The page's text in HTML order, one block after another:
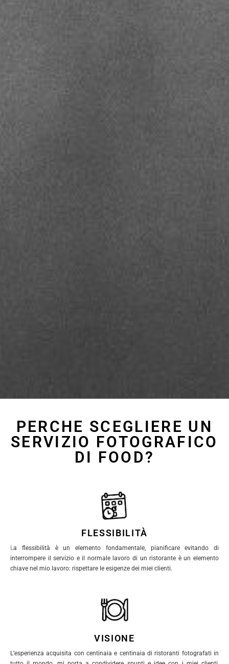
PERCHE SCEGLIERE UN
SERVIZIO FOTOGRAFICO
DI FOOD?
FLESSIBILITÀ
La flessibilità è un elemento fondamentale, pianificare evitando di
interrompere il servizio e il normale lavoro di un ristorante è un elemento
chiave nel mio lavoro: rispettare le esigenze dei miei clienti.
VISIONE
L’esperienza acquisita con centinaia e centinaia di ristoranti fotografati in